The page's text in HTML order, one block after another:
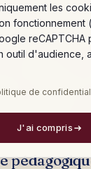
de
démarre
qui colle aux
en
priorité. Le
va
les
fonctionnement
reCAPTCHA
outil d'audience,
de
J'ai compris